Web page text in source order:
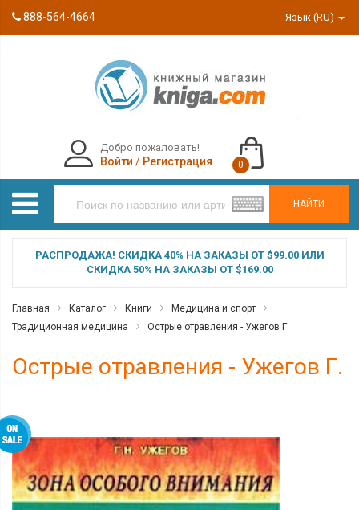
888-564-4664 Язык (RU)
НАЙТИ
Добро пожаловать!
Войти / Регистрация 0
РАСПРОДАЖА! СКИДКА 40% НА ЗАКАЗЫ ОТ $99.00 ИЛИ
СКИДКА 50% НА ЗАКАЗЫ ОТ $169.00
Главная Каталог Книги
Медицина и спорт
Традиционная медицина
Острые отравления - Ужегов Г.
Острые отравления - Ужегов Г.